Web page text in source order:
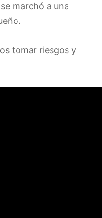
marchó a una
tomar riesgos y